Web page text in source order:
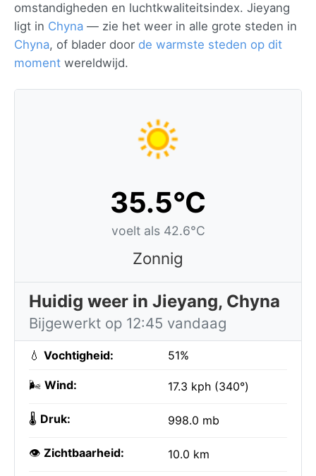
omstandigheden en luchtkwaliteitsindex. Jieyang
ligt in Chyna — zie het weer in alle grote steden in
Chyna, of blader door de warmste steden op dit
moment wereldwijd.
35.5°C
voelt als 42.6°C
Zonnig
Huidig weer in Jieyang, Chyna
Bijgewerkt op 12:45 vandaag
💧 Vochtigheid: 51%
🌬️ Wind: 17.3 kph (340°)
🌡️ Druk: 998.0 mb
👁️ Zichtbaarheid: 10.0 km